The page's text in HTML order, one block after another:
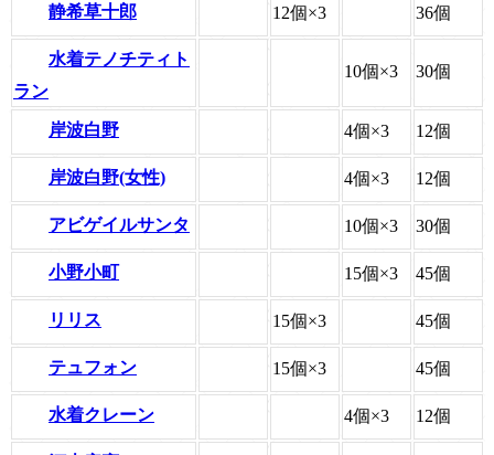
静希草十郎 12個×3 36個
水着テノチティト
ラン
10個×3 30個
岸波白野 4個×3 12個
岸波白野(女性) 4個×3 12個
アビゲイルサンタ 10個×3 30個
小野小町 15個×3 45個
リリス 15個×3 45個
テュフォン 15個×3 45個
水着クレーン 4個×3 12個